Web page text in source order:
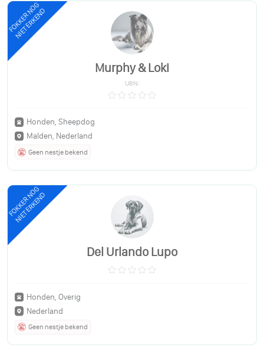
FOKKER NOG
NIET ERKEND
Murphy & Loki
UBN:
Honden, Sheepdog
Malden, Nederland
Geen nestje bekend
FOKKER NOG
NIET ERKEND
Del Urlando Lupo
Honden, Overig
Nederland
Geen nestje bekend